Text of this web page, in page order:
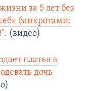
за 5 лет без
банкротами:
(видео)
платья в
дочь